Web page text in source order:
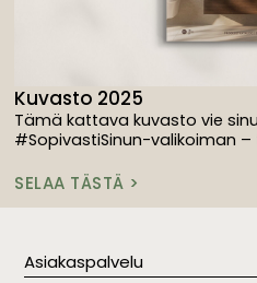
Kuvasto 2025
Tämä kattava kuvasto vie
#SopivastiSinun-valikoiman
SELAA TÄSTÄ >
Asiakaspalvelu